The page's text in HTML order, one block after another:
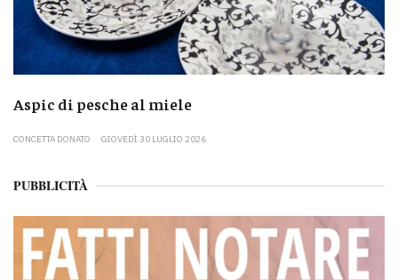
Aspic di pesche al miele
CONCETTA DONATO GIOVEDÌ 30 LUGLIO 2026
PUBBLICITÀ